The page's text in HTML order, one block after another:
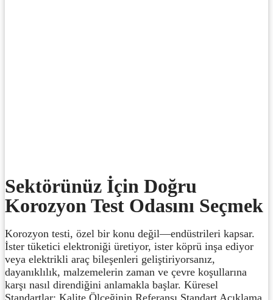
Sektörünüz İçin Doğru
Korozyon Test Odasını Seçmek
Korozyon testi, özel bir konu değil—endüstrileri kapsar.
İster tüketici elektroniği üretiyor, ister köprü inşa ediyor
veya elektrikli araç bileşenleri geliştiriyorsanız,
dayanıklılık, malzemelerin zaman ve çevre koşullarına
karşı nasıl direndiğini anlamakla başlar. Küresel
Standartlar: Kalite Ölçeğinin Referansı Standart Açıklama